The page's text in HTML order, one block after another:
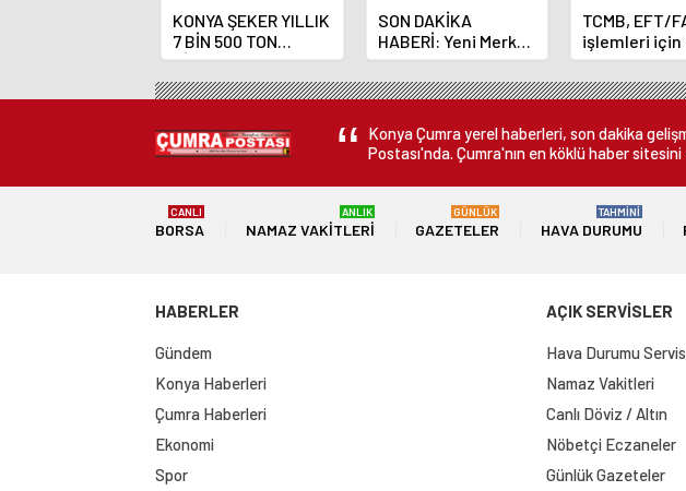
KONYA ŞEKER YILLIK
7 BİN 500 TON
ÇİKOLATALI ÜRÜN
ÜRETİLECEK
SON DAKİKA
HABERİ: Yeni Merkez
Bankası Başkanı
Fatih Karahan oldu
TCMB, EFT/
işlemleri için
ücret
kaldırdı
Konya Çumra yerel haberleri, son dakika
Postası'nda. Çumra'nın en köklü haber
BORSA
CANLI
NAMAZ VAKITLERI
ANLIK
GAZETELER
GÜNLÜK
HAVA DURUMU
TAHMİNİ
HABERLER
Gündem
Konya Haberleri
Çumra Haberleri
Ekonomi
Spor
AÇIK SERVİSLER
Hava Durumu
Namaz Vakitleri
Canlı Döviz / Altın
Nöbetçi Eczaneler
Günlük Gazeteler